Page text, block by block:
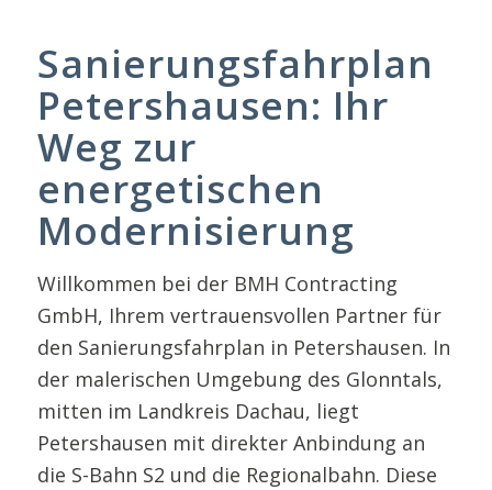
Sanierungsfahrplan
Petershausen: Ihr
Weg zur
energetischen
Modernisierung
Willkommen bei der BMH Contracting
GmbH, Ihrem vertrauensvollen Partner für
den Sanierungsfahrplan in Petershausen. In
der malerischen Umgebung des Glonntals,
mitten im Landkreis Dachau, liegt
Petershausen mit direkter Anbindung an
die S-Bahn S2 und die Regionalbahn. Diese